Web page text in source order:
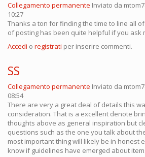
Collegamento permanente Inviato da
10:27
Thanks a ton for finding the time to line all
of posting has been quite helpful if you ask
Accedi o registrati per inserire commenti.
SS
Collegamento permanente Inviato da
08:54
There are very a great deal of details this
consideration. That is a excellent denote
thoughts above as general inspiration but
questions such as the one you talk about
most important thing will likely be in honest
know if guidelines have emerged about